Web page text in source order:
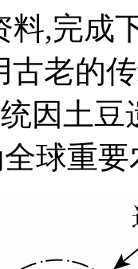
料,完成
古老的
因土
球重